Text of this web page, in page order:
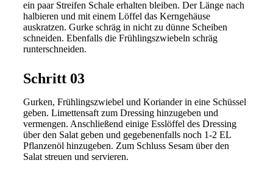
ein paar Streifen Schale erhalten bleiben. Der Länge nach
halbieren und mit einem Löffel das Kerngehäuse
auskratzen. Gurke schräg in nicht zu dünne Scheiben
schneiden. Ebenfalls die Frühlingszwiebeln schräg
runterschneiden.
Schritt 03
Gurken, Frühlingszwiebel und Koriander in eine Schüssel
geben. Limettensaft zum Dressing hinzugeben und
vermengen. Anschließend einige Esslöffel des Dressing
über den Salat geben und gegebenenfalls noch 1-2 EL
Pflanzenöl hinzugeben. Zum Schluss Sesam über den
Salat streuen und servieren.